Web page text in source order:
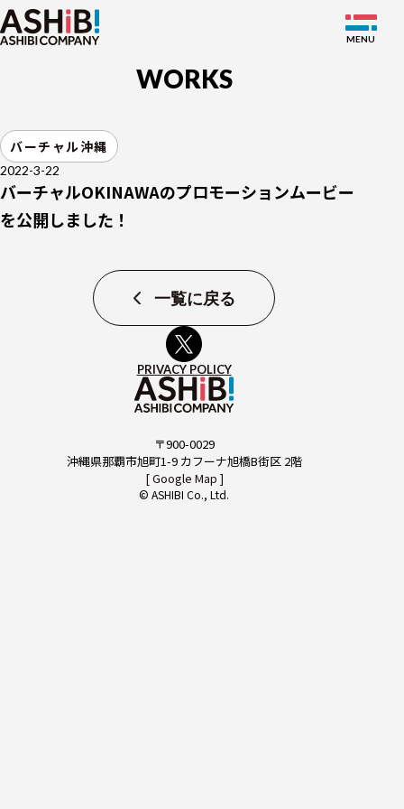
NEWS
RECRUIT
JP
CONTACT
WORKS
バーチャル沖縄
2022-3-22
バーチャルOKINAWAのプロモーションムービー
を公開しました！
一覧に戻る
PRIVACY POLICY
〒900-0029
沖縄県那覇市旭町1-9 カフーナ旭橋B街区 2階
[ Google Map ]
© ASHIBI Co., Ltd.